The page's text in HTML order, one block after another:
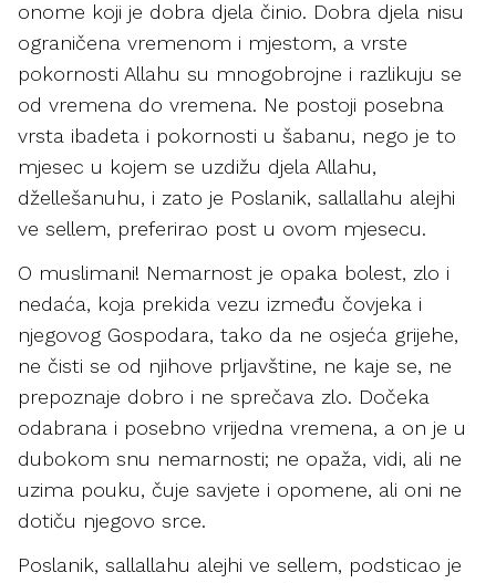
onome koji je dobra djela činio. Dobra djela nisu
ograničena vremenom i mjestom, a vrste
pokornosti Allahu su mnogobrojne i razlikuju se
od vremena do vremena. Ne postoji posebna
vrsta ibadeta i pokornosti u šabanu, nego je to
mjesec u kojem se uzdižu djela Allahu,
džellešanuhu, i zato je Poslanik, sallallahu alejhi
ve sellem, preferirao post u ovom mjesecu.
O muslimani! Nemarnost je opaka bolest, zlo i
nedaća, koja prekida vezu između čovjeka i
njegovog Gospodara, tako da ne osjeća grijehe,
ne čisti se od njihove prljavštine, ne kaje se, ne
prepoznaje dobro i ne sprečava zlo. Dočeka
odabrana i posebno vrijedna vremena, a on je u
dubokom snu nemarnosti; ne opaža, vidi, ali ne
uzima pouku, čuje savjete i opomene, ali oni ne
dotiču njegovo srce.
Poslanik, sallallahu alejhi ve sellem, podsticao je